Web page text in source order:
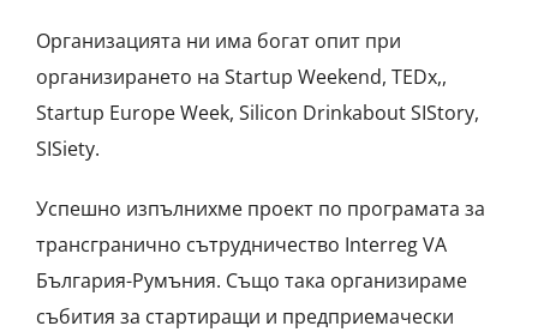
Организацията ни има богат опит при
организирането на Startup Weekend, TEDx,,
Startup Europe Week, Silicon Drinkabout SIStory,
SISiety.
Успешно изпълнихме проект по програмата за
трансгранично сътрудничество Interreg VA
България-Румъния. Също така организираме
събития за стартиращи и предприемачески